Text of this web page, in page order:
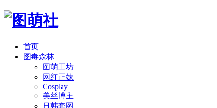
首页
图毒森林
图萌工坊
网红正妹
Cosplay
美丝博主
日韩套图